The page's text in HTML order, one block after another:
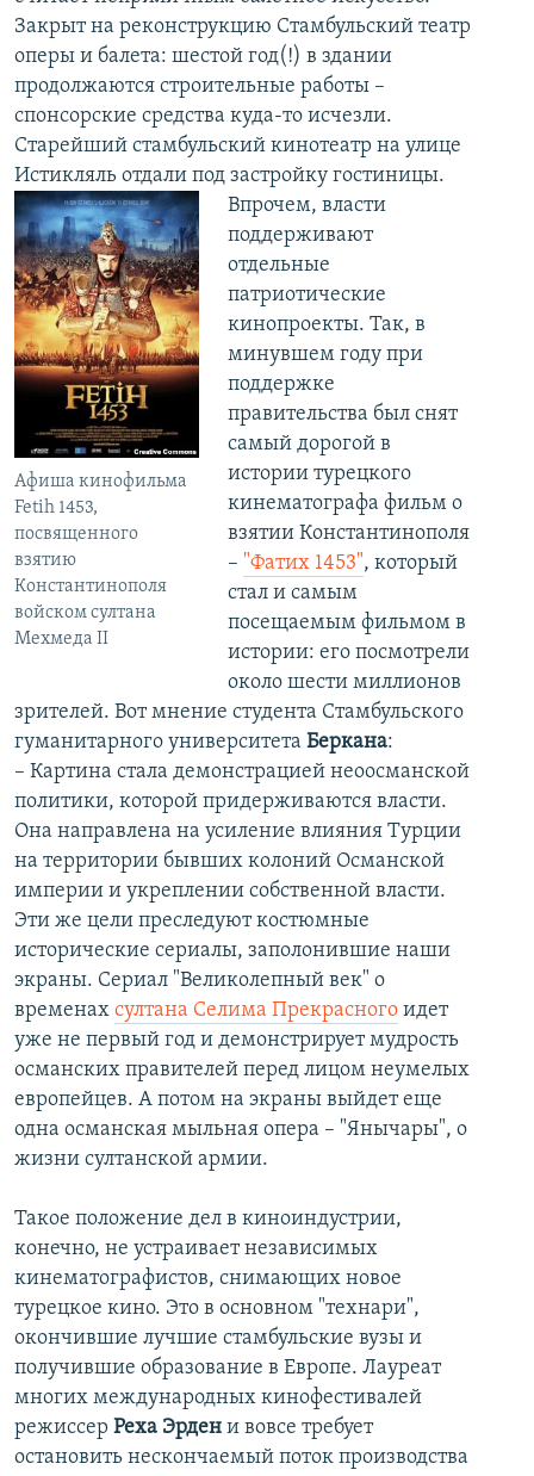
Закрыт на реконструкцию Стамбульский театр
оперы и балета: шестой год(!) в здании
продолжаются строительные работы –
спонсорские средства куда-то исчезли.
Старейший стамбульский кинотеатр на улице
Истикляль отдали под застройку гостиницы.
Афиша кинофильма
Fetih 1453,
посвященного
взятию
Константинополя
войском султана
Мехмеда II
Впрочем, власти
поддерживают
отдельные
патриотические
кинопроекты. Так, в
минувшем году при
поддержке
правительства был снят
самый дорогой в
истории турецкого
кинематографа фильм о
взятии Константинополя
– "Фатих 1453", который
стал и самым
посещаемым фильмом в
истории: его посмотрели
около шести миллионов
зрителей. Вот мнение студента Стамбульского
гуманитарного университета Беркана:
– Картина стала демонстрацией неоосманской
политики, которой придерживаются власти.
Она направлена на усиление влияния Турции
на территории бывших колоний Османской
империи и укреплении собственной власти.
Эти же цели преследуют костюмные
исторические сериалы, заполонившие наши
экраны. Сериал "Великолепный век" о
временах султана Селима Прекрасного идет
уже не первый год и демонстрирует мудрость
османских правителей перед лицом неумелых
европейцев. А потом на экраны выйдет еще
одна османская мыльная опера – "Янычары", о
жизни султанской армии.
Такое положение дел в киноиндустрии,
конечно, не устраивает независимых
кинематографистов, снимающих новое
турецкое кино. Это в основном "технари",
окончившие лучшие стамбульские вузы и
получившие образование в Европе. Лауреат
многих международных кинофестивалей
режиссер Реха Эрден и вовсе требует
остановить нескончаемый поток производства